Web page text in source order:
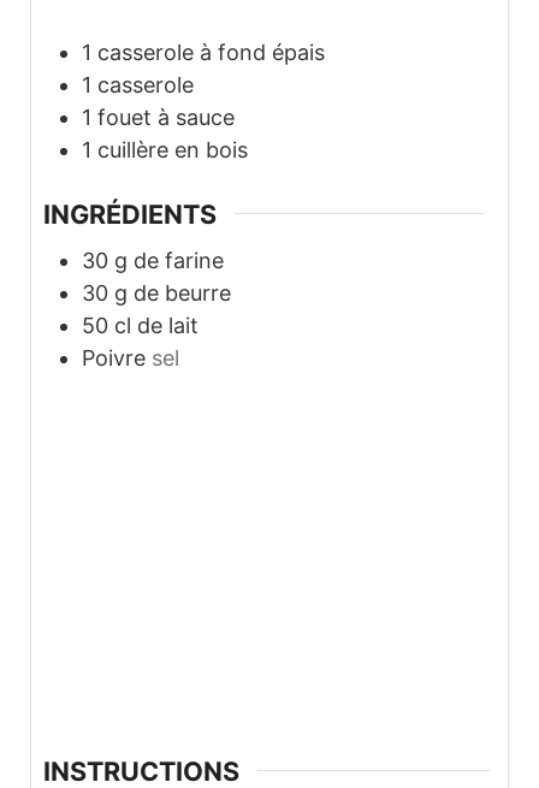
1 casserole à fond épais
1 casserole
1 fouet à sauce
1 cuillère en bois
INGRÉDIENTS
30 g de farine
30 g de beurre
50 cl de lait
Poivre sel
INSTRUCTIONS